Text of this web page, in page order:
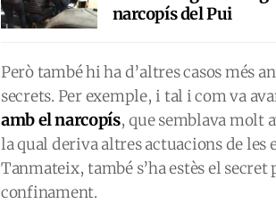
narcopís del Pui
Però també hi ha d’altres casos més
secrets. Per exemple, i tal i com va
amb el narcopís, que semblava molt
la qual deriva altres actuacions de les
Tanmateix, també s’ha estès el
confinament.